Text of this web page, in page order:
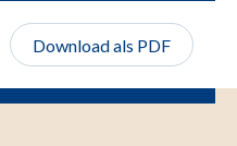
Download als PDF